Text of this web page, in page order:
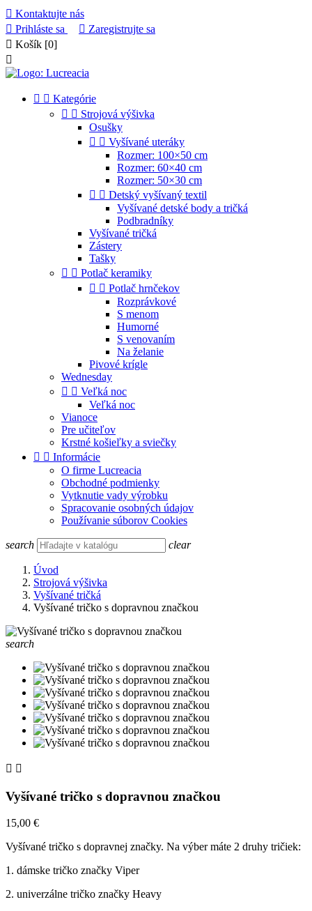
 Kontaktujte nás
 Prihláste sa  Zaregistrujte sa
 Košík [0]

  Kategórie
  Strojová výšivka
Osušky
  Vyšívané uteráky
Rozmer: 100×50 cm
Rozmer: 60×40 cm
Rozmer: 50×30 cm
  Detský vyšívaný textil
Vyšívané detské body a tričká
Podbradníky
Vyšívané tričká
Zástery
Tašky
  Potlač keramiky
  Potlač hrnčekov
Rozprávkové
S menom
Humorné
S venovaním
Na želanie
Pivové krígle
Wednesday
  Veľká noc
Veľká noc
Vianoce
Pre učiteľov
Krstné košieľky a sviečky
  Informácie
O firme Lucreacia
Obchodné podmienky
Vytknutie vady výrobku
Spracovanie osobných údajov
Používanie súborov Cookies
search clear
Úvod
Strojová výšivka
Vyšívané tričká
Vyšívané tričko s dopravnou značkou
search
 
Vyšívané tričko s dopravnou značkou
15,00 €
Vyšívané tričko s dopravnej značky. Na výber máte 2 druhy tričiek:
1. dámske tričko značky Viper
2. univerzálne tričko značky Heavy